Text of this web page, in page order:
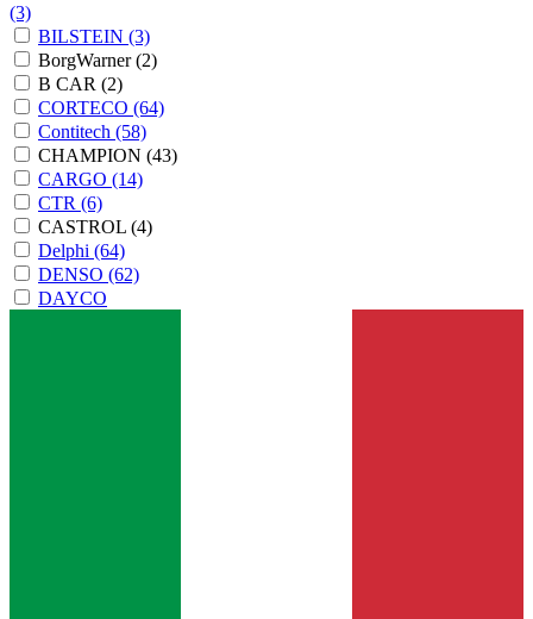
(3)
BILSTEIN (3)
BorgWarner(2)
B CAR (2)
CORTECO (64)
Contitech (58)
CHAMPION (43)
CARGO (14)
CTR (6)
CASTROL (4)
Delphi (64)
DENSO (62)
DAYCO